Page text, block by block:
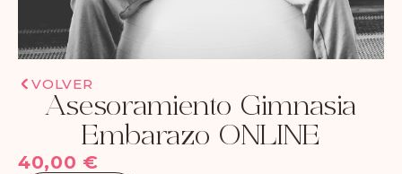
VOLVER
Asesoramiento Gimnasia
Embarazo ONLINE
40,00 €